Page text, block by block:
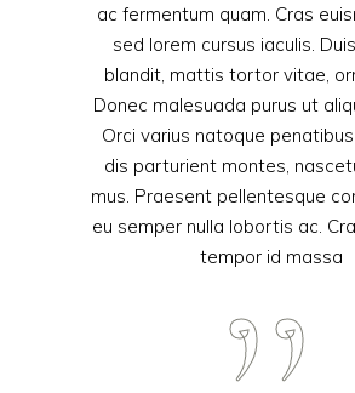
ac fermentum quam. Cras
sed lorem cursus iaculis.
blandit, mattis tortor vitae,
Donec malesuada purus ut
Orci varius natoque
dis parturient montes,
mus. Praesent pellentesque
eu semper nulla lobortis ac.
tempor id massa